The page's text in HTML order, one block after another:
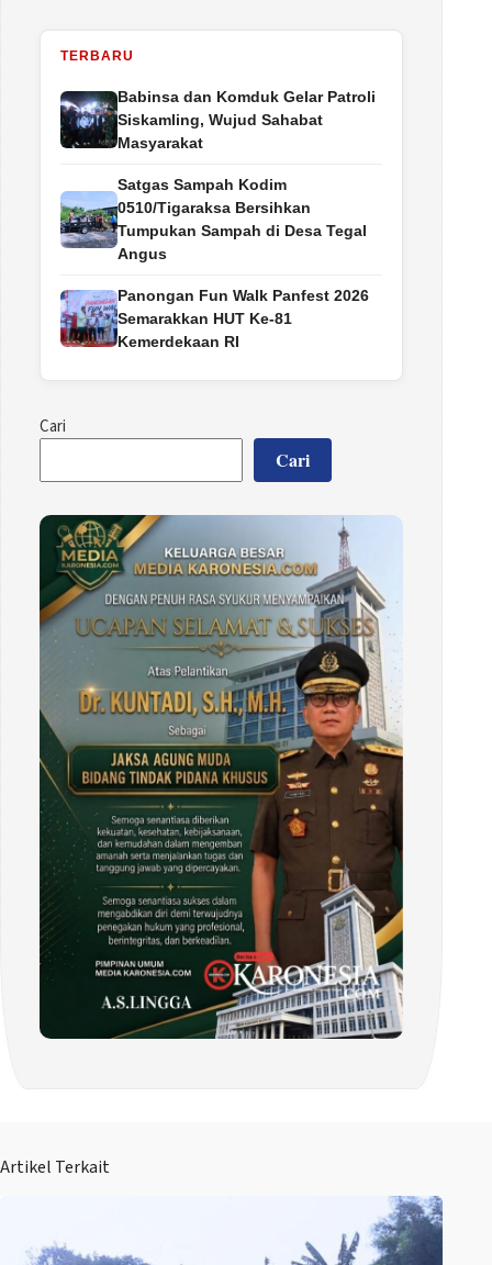
TERBARU
Babinsa dan Komduk Gelar Patroli
Siskamling, Wujud Sahabat
Masyarakat
Satgas Sampah Kodim
0510/Tigaraksa Bersihkan
Tumpukan Sampah di Desa Tegal
Angus
Panongan Fun Walk Panfest 2026
Semarakkan HUT Ke-81
Kemerdekaan RI
Cari
Cari
Artikel Terkait